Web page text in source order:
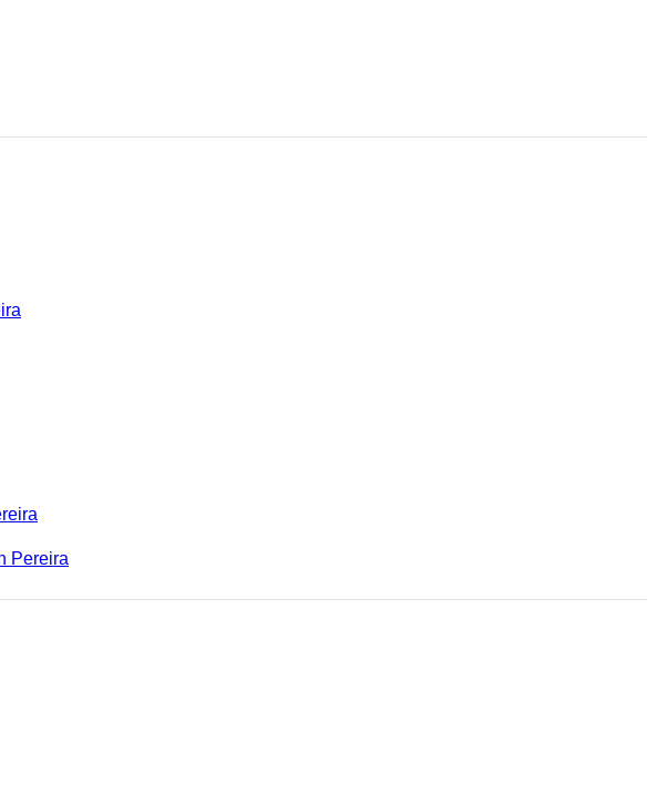
Pereira